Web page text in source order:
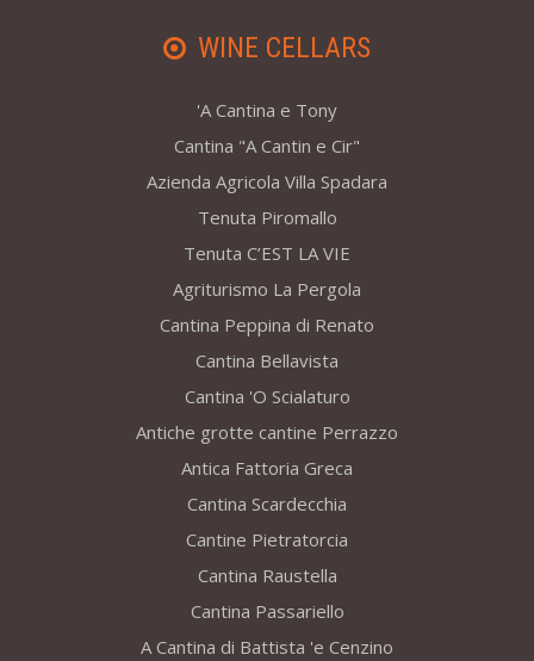
WINE CELLARS
'A Cantina e Tony
Cantina "A Cantin e Cir"
Azienda Agricola Villa Spadara
Tenuta Piromallo
Tenuta C’EST LA VIE
Agriturismo La Pergola
Cantina Peppina di Renato
Cantina Bellavista
Cantina 'O Scialaturo
Antiche grotte cantine Perrazzo
Antica Fattoria Greca
Cantina Scardecchia
Cantine Pietratorcia
Cantina Raustella
Cantina Passariello
A Cantina di Battista 'e Cenzino